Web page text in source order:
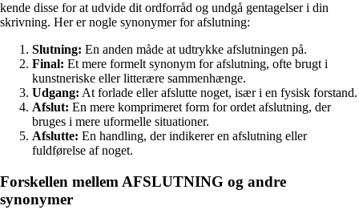
kende disse for at udvide dit ordforråd og undgå gentagelser i din
skrivning. Her er nogle synonymer for afslutning:
Slutning: En anden måde at udtrykke afslutningen på.
Final: Et mere formelt synonym for afslutning, ofte brugt i
kunstneriske eller litterære sammenhænge.
Udgang: At forlade eller afslutte noget, især i en fysisk forstand.
Afslut: En mere komprimeret form for ordet afslutning, der
bruges i mere uformelle situationer.
Afslutte: En handling, der indikerer en afslutning eller
fuldførelse af noget.
Forskellen mellem AFSLUTNING og andre
synonymer